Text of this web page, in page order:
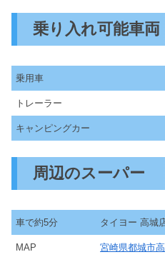
乗り入れ可能車両
乗用車
トレーラー
キャンピングカー
周辺のスーパー
車で約5分 タイヨー 高城
MAP 宮崎県都城市